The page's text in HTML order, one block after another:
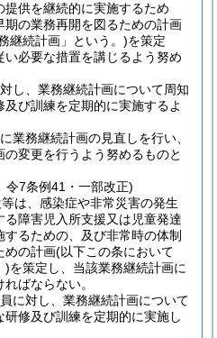
供を継続的に実施するため
の業務再開を図るための計画
継続計画」という。)を策定
い必要な措置を講じるよう努め
し、業務継続計画について周知
び訓練を定期的に実施するよ
業務継続計画の見直しを行い、
変更を行うよう努めるものと
令7条例41・一部改正)
は、感染症や非常災害の発生
障害児入所支援又は児童発達
るための、及び非常時の体制
めの計画(以下この条において
)を策定し、当該業務継続計画に
ばならない。
に対し、業務継続計画について
修及び訓練を定期的に実施し